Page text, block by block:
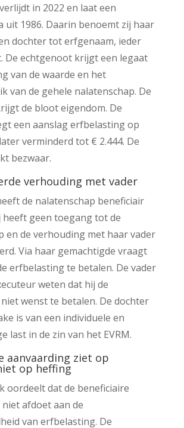
in 2022 en laat een
uit 1986. Daarin benoemt zij haar
dochter tot erfgenaam, ieder
De echtgenoot krijgt een legaat
van de waarde en het
van de gehele nalatenschap. De
de bloot eigendom. De
een aanslag erfbelasting op
verminderd tot € 2.444. De
bezwaar.
verhouding met vader
de nalatenschap beneficiair
heeft geen toegang tot de
en de verhouding met haar vader
Via haar gemachtigde vraagt
erfbelasting te betalen. De vader
weten dat hij de
wenst te betalen. De dochter
is van een individuele en
last in de zin van het EVRM.
aanvaarding ziet op
op heffing
oordeelt dat de beneficiaire
afdoet aan de
van erfbelasting. De